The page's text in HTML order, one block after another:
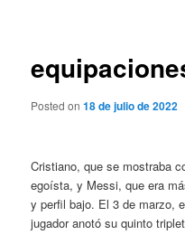
Posted on18 de julio de 2022
Cristiano, que se mostraba
egoísta, y Messi, que era
y perfil bajo. El 3 de marzo,
jugador anotó su quinto